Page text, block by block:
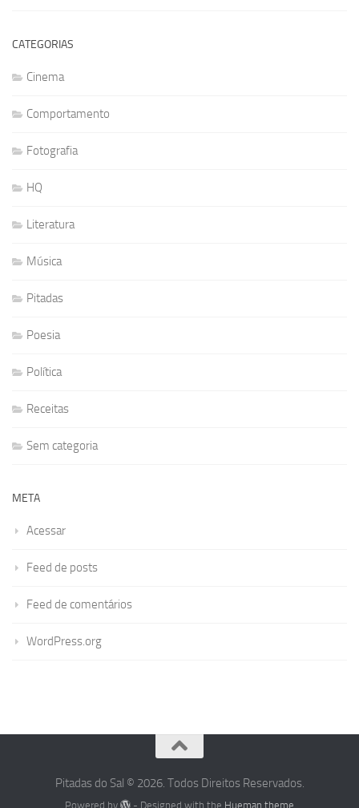
CATEGORIAS
Cinema
Comportamento
Fotografia
HQ
Literatura
Música
Pitadas
Poesia
Política
Receitas
Sem categoria
META
Acessar
Feed de posts
Feed de comentários
WordPress.org
Pitadas do Sal © 2026. Todos Direitos Reservados.
Powered by - Designed with the Hueman theme